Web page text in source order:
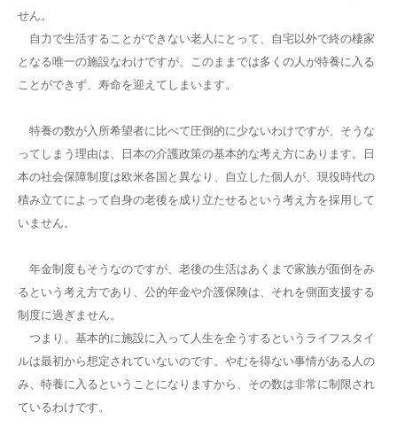
せん。
自力で生活することができない老人にとって、自宅以外で終の棲家
となる唯一の施設なわけですが、このままでは多くの人が特養に入る
ことができず、寿命を迎えてしまいます。
特養の数が入所希望者に比べて圧倒的に少ないわけですが、そうな
ってしまう理由は、日本の介護政策の基本的な考え方にあります。日
本の社会保障制度は欧米各国と異なり、自立した個人が、現役時代の
積み立てによって自身の老後を成り立たせるという考え方を採用して
いません。
年金制度もそうなのですが、老後の生活はあくまで家族が面倒をみ
るという考え方であり、公的年金や介護保険は、それを側面支援する
制度に過ぎません。
つまり、基本的に施設に入って人生を全うするというライフスタイ
ルは最初から想定されていないのです。やむを得ない事情がある人の
み、特養に入るということになりますから、その数は非常に制限され
ているわけです。